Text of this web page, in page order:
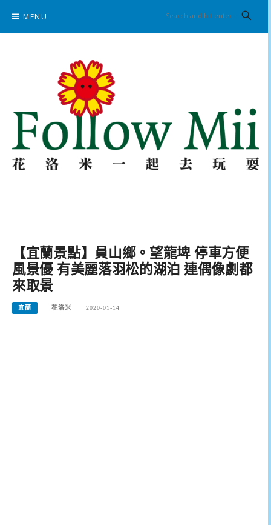
content
MENU
【宜蘭景點】員山鄉。望龍埤 停車方便
風景優 有美麗落羽松的湖泊 連偶像劇都
來取景
宜蘭 花洛米 2020-01-14